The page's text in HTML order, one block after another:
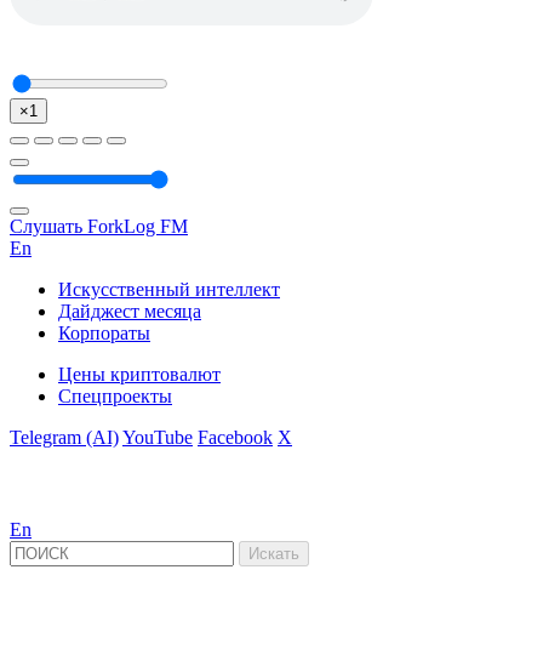
×1
Слушать ForkLog FM
En
Искусственный интеллект
Дайджест месяца
Корпораты
Цены криптовалют
Спецпроекты
Telegram (AI)YouTube Facebook X
En